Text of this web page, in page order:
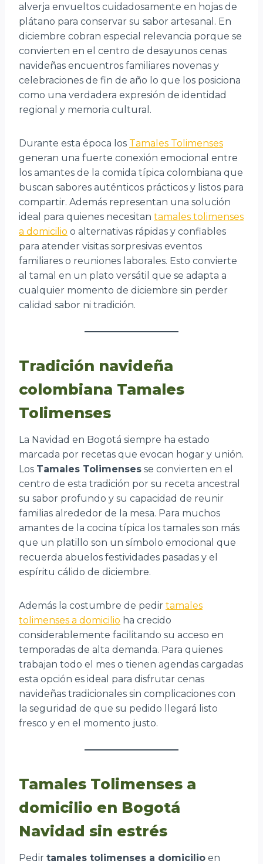
alverja envueltos cuidadosamente en hojas de
plátano para conservar su sabor artesanal. En
diciembre cobran especial relevancia porque se
convierten en el centro de desayunos cenas
navideñas encuentros familiares novenas y
celebraciones de fin de año lo que los posiciona
como una verdadera expresión de identidad
regional y memoria cultural.
Durante esta época los Tamales Tolimenses
generan una fuerte conexión emocional entre
los amantes de la comida típica colombiana que
buscan sabores auténticos prácticos y listos para
compartir. Además representan una solución
ideal para quienes necesitan tamales tolimenses
a domicilio o alternativas rápidas y confiables
para atender visitas sorpresivas eventos
familiares o reuniones laborales. Esto convierte
al tamal en un plato versátil que se adapta a
cualquier momento de diciembre sin perder
calidad sabor ni tradición.
Tradición navideña
colombiana Tamales
Tolimenses
La Navidad en Bogotá siempre ha estado
marcada por recetas que evocan hogar y unión.
Los Tamales Tolimenses se convierten en el
centro de esta tradición por su receta ancestral
su sabor profundo y su capacidad de reunir
familias alrededor de la mesa. Para muchos
amantes de la cocina típica los tamales son más
que un platillo son un símbolo emocional que
recuerda abuelos festividades pasadas y el
espíritu cálido de diciembre.
Además la costumbre de pedir tamales
tolimenses a domicilio ha crecido
considerablemente facilitando su acceso en
temporadas de alta demanda. Para quienes
trabajan todo el mes o tienen agendas cargadas
esta opción es ideal para disfrutar cenas
navideñas tradicionales sin complicaciones con
la seguridad de que su pedido llegará listo
fresco y en el momento justo.
Tamales Tolimenses a
domicilio en Bogotá
Navidad sin estrés
Pedir tamales tolimenses a domicilio en